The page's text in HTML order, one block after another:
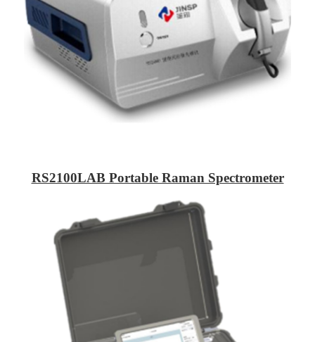
RS2100LAB Portable Raman Spectrometer